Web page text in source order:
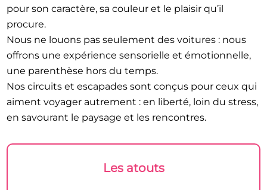
pour son caractère, sa couleur et le plaisir qu’il
procure.
Nous ne louons pas seulement des voitures : nous
offrons une expérience sensorielle et émotionnelle,
une parenthèse hors du temps.
Nos circuits et escapades sont conçus pour ceux qui
aiment voyager autrement : en liberté, loin du stress,
en savourant le paysage et les rencontres.
Les atouts